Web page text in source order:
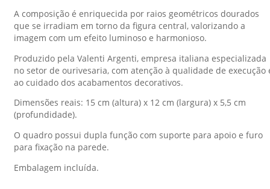
A composição é enriquecida por raios geométricos dourados
que se irradiam em torno da figura central, valorizando a
imagem com um efeito luminoso e harmonioso.
Produzido pela Valenti Argenti, empresa italiana especializada
no setor de ourivesaria, com atenção à qualidade de execução
ao cuidado dos acabamentos decorativos.
Dimensões reais: 15 cm (altura) x 12 cm (largura) x 5,5 cm
(profundidade).
O quadro possui dupla função com suporte para apoio e furo
para fixação na parede.
Embalagem incluída.